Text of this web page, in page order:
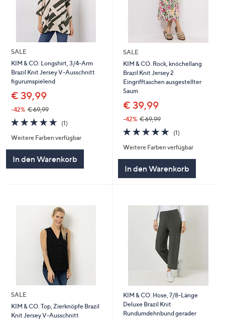
SALE
KIM & CO. Longshirt, 3/4-Arm
Brazil Knit Jersey V-Ausschnitt
figurumspielend
€ 39,99
-42% € 69,99
5.0
von
5
(1)1
Weitere Farben verfügbar
In den Warenkorb
SALE
KIM & CO. Rock, knöchellang
Brazil Knit Jersey 2
Eingrifftaschen ausgestellter
Saum
€ 39,99
-42% € 69,99
5.0
von
5
(1)1
Weitere Farben verfügbar
In den Warenkorb
SALE
KIM & CO. Top, Zierknöpfe Brazil
Knit Jersey V-Ausschnitt
KIM & CO. Hose, 7/8-Länge
Deluxe Brazil Knit
Rundumdehnbund gerader